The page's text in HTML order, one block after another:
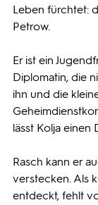
Leben fürchtet:
Petrow.
Er ist ein
Diplomatin, die
ihn und die
lässt Kolja
Rasch kann er
verstecken. Als
entdeckt, fehlt